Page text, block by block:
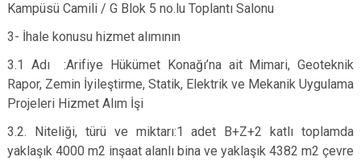
Kampüsü Camili / G Blok 5 no.lu Toplantı Salonu
3- İhale konusu hizmet alımının
3.1 Adı :Arifiye Hükümet Konağı’na ait Mimari, Geoteknik
Rapor, Zemin İyileştirme, Statik, Elektrik ve Mekanik Uygulama
Projeleri Hizmet Alım İşi
3.2. Niteliği, türü ve miktarı:1 adet B+Z+2 katlı toplamda
yaklaşık 4000 m2 inşaat alanlı bina ve yaklaşık 4382 m2 çevre